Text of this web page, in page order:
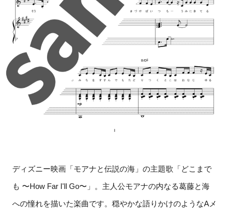
ディズニー映画「モアナと伝説の海」の主題歌「どこまで
も 〜How Far I'll Go〜」。主人公モアナの内なる葛藤と海
への憧れを描いた楽曲です。穏やかな語りかけのようなAメ